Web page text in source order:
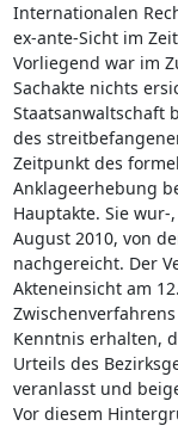
Internationalen
ex-ante-Sicht im
Vorliegend war im
Sachakte nichts
Staatsanwaltschaft
des
Zeitpunkt des
Anklageerhebung
Hauptakte. Sie
August 2010, von
nachgereicht. Der
Akteneinsicht am
Kenntnis erhalten,
Urteils des
veranlasst und
Vor diesem